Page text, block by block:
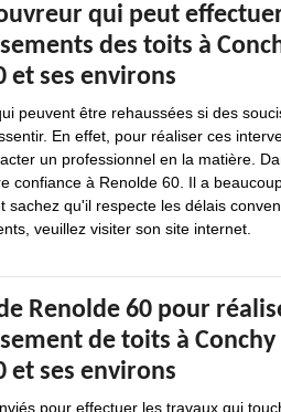
qui peut
des toits à
et ses environs
peuvent être rehaussées si des
En effet, pour réaliser ces
un professionnel en la matière.
confiance à Renolde 60. Il a
sachez qu'il respecte les délais
veuillez visiter son site internet.
Renolde 60 pour
de toits à Conchy
et ses environs
pour effectuer les travaux qui